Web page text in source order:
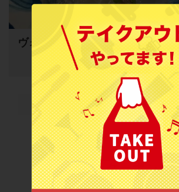
ヴォメロ風前菜盛り合わせ
もっと見る
クーポン
この店舗情報をシェアす
Vomero (ヴォメロ)東銀座
東京都中央区銀座３-12-8
https://ginza-vomero.owst.jp/
お店情報をコピー